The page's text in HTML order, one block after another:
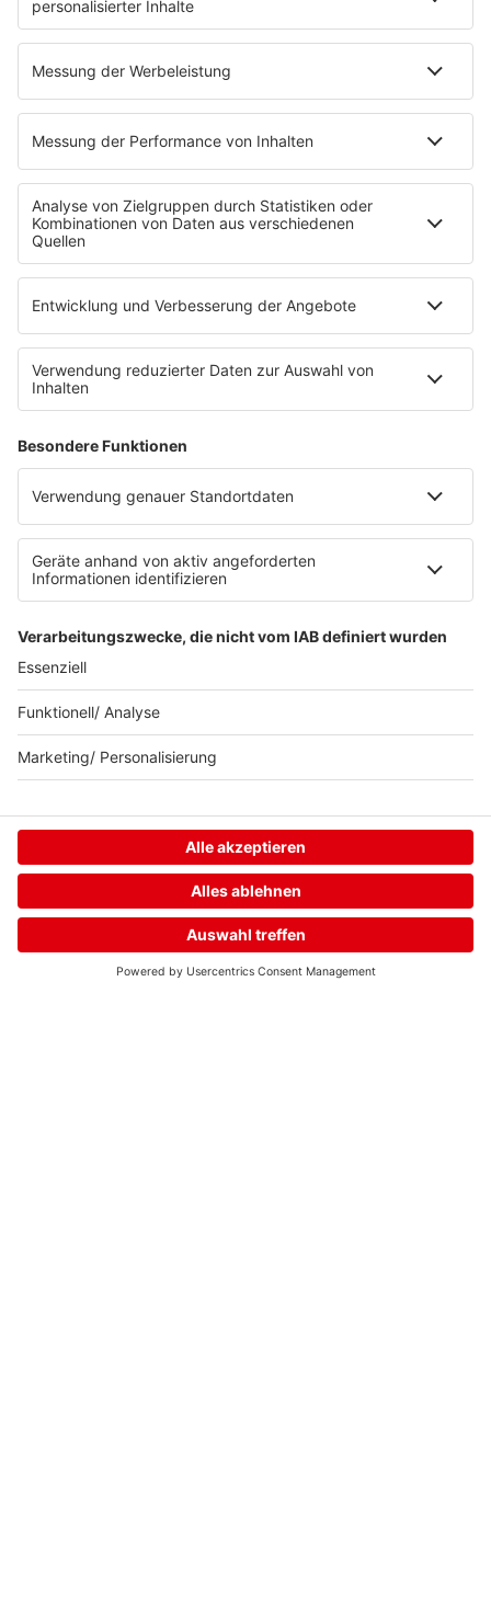
Home Streams Menü
DAB+
Empfang
Jobs & Praktika
Service
Datenschutz
Datenschutzeinstellungen
Impressum
Nutzungsbedingungen
Stromvergleich
Werbung buchen
Moderatoren buchen
Neuer. Besser.
delta.